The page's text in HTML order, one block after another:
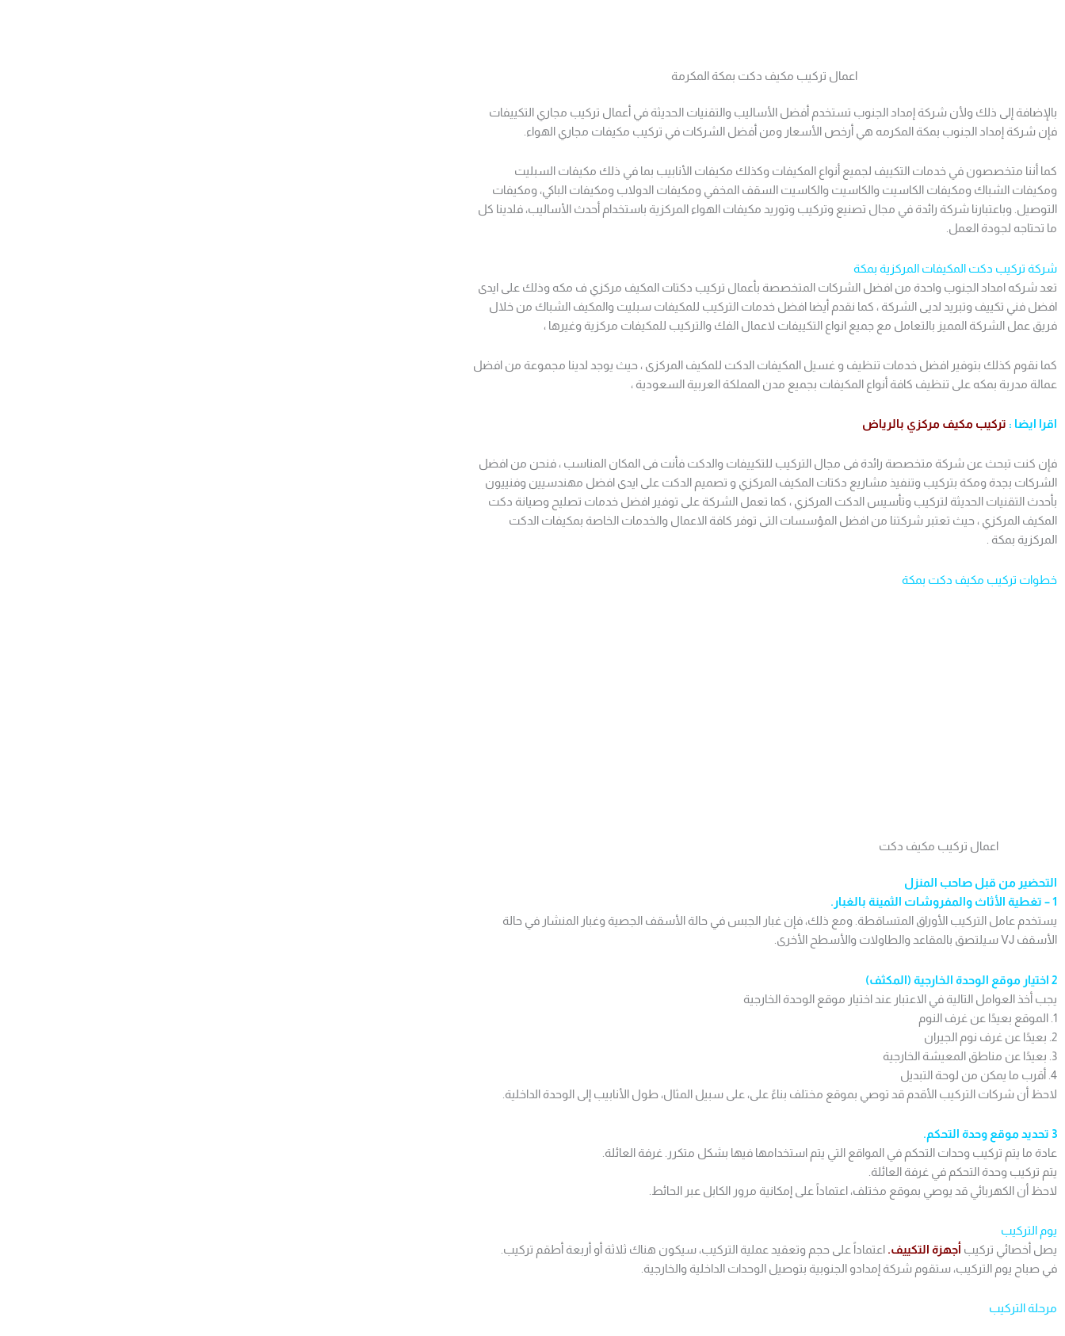
اعمال تركيب مكيف دكت بمكة المكرمة
بالإضافة إلى ذلك ولأن شركة إمداد الجنوب تستخدم أفضل الأساليب والتقنيات الحديثة في أعمال تركيب مجاري التكييفات
فإن شركة إمداد الجنوب بمكة المكرمه هي أرخص الأسعار ومن أفضل الشركات في تركيب مكيفات مجاري الهواء.
كما أننا متخصصون في خدمات التكييف لجميع أنواع المكيفات وكذلك مكيفات الأنابيب بما في ذلك مكيفات السبليت
ومكيفات الشباك ومكيفات الكاسيت والكاسيت والكاسيت السقف المخفي ومكيفات الدولاب ومكيفات الباكي، ومكيفات
التوصيل. وباعتبارنا شركة رائدة في مجال تصنيع وتركيب وتوريد مكيفات الهواء المركزية باستخدام أحدث الأساليب، فلدينا كل
ما تحتاجه لجودة العمل.
شركة تركيب دكت المكيفات المركزية بمكة
تعد شركه امداد الجنوب واحدة من افضل الشركات المتخصصة بأعمال تركيب دكتات المكيف مركزي ف مكه وذلك على ايدى
افضل فني تكييف وتبريد لديى الشركة ، كما نقدم أيضا افضل خدمات التركيب للمكيفات سبليت والمكيف الشباك من خلال
فريق عمل الشركة المميز بالتعامل مع جميع انواع التكييفات لاعمال الفك والتركيب للمكيفات مركزية وغيرها ،
كما نقوم كذلك بتوفير افضل خدمات تنظيف و غسيل المكيفات الدكت للمكيف المركزى ، حيث يوجد لدينا مجموعة من افضل
عمالة مدربة بمكه على تنظيف كافة أنواع المكيفات بجميع مدن المملكة العربية السعودية ،
اقرا ايضا : تركيب مكيف مركزي بالرياض
فإن كنت تبحث عن شركة متخصصة رائدة فى مجال التركيب للتكييفات والدكت فأنت فى المكان المناسب ، فنحن من افضل
الشركات بجدة ومكة بتركيب وتنفيذ مشاريع دكتات المكيف المركزي و تصميم الدكت على ايدى افضل مهندسيين وفنييون
بأحدث التقنيات الحديثة لتركيب وتأسيس الدكت المركزي ، كما تعمل الشركة على توفير افضل خدمات تصليح وصيانة دكت
المكيف المركزي ، حيث تعتبر شركتنا من افضل المؤسسات التى توفر كافة الاعمال والخدمات الخاصة بمكيفات الدكت
المركزية بمكة .
خطوات تركيب مكيف دكت بمكة
اعمال تركيب مكيف دكت
التحضير من قبل صاحب المنزل
1 – تغطية الأثاث والمفروشات الثمينة بالغبار.
يستخدم عامل التركيب الأوراق المتساقطة. ومع ذلك، فإن غبار الجبس في حالة الأسقف الجصية وغبار المنشار في حالة
الأسقف VJ سيلتصق بالمقاعد والطاولات والأسطح الأخرى.
2 اختيار موقع الوحدة الخارجية (المكثف)
يجب أخذ العوامل التالية في الاعتبار عند اختيار موقع الوحدة الخارجية
1. الموقع بعيدًا عن غرف النوم
2. بعيدًا عن غرف نوم الجيران
3. بعيدًا عن مناطق المعيشة الخارجية
4. أقرب ما يمكن من لوحة التبديل
لاحظ أن شركات التركيب الأقدم قد توصي بموقع مختلف بناءً على، على سبيل المثال، طول الأنابيب إلى الوحدة الداخلية.
3 تحديد موقع وحدة التحكم.
عادة ما يتم تركيب وحدات التحكم في المواقع التي يتم استخدامها فيها بشكل متكرر. غرفة العائلة.
يتم تركيب وحدة التحكم في غرفة العائلة.
لاحظ أن الكهربائي قد يوصي بموقع مختلف، اعتماداً على إمكانية مرور الكابل عبر الحائط.
يوم التركيب
يصل أخصائي تركيب أجهزة التكييف. اعتماداً على حجم وتعقيد عملية التركيب، سيكون هناك ثلاثة أو أربعة أطقم تركيب.
في صباح يوم التركيب، ستقوم شركة إمدادو الجنوبية بتوصيل الوحدات الداخلية والخارجية.
مرحلة التركيب